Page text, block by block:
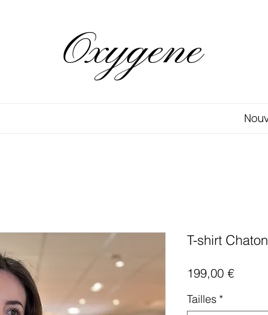
Oxygene
T-shirt Chaton
199,00 €Prezzo
Tailles *